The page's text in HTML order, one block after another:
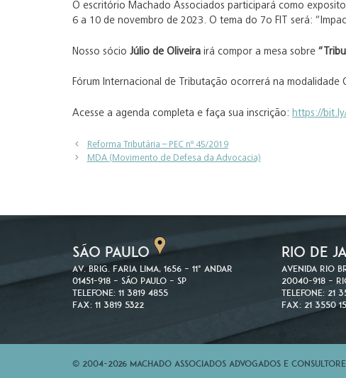
O escritório Machado Associados participará como
6 a 10 de novembro de 2023. O tema do 7o FIT será:
Nosso sócio Júlio de Oliveira irá compor a mesa sobre
Fórum Internacional de Tributação ocorrerá na modalidade
Acesse a agenda completa e faça sua inscrição: https://
Reforma Tributária – PEC nº 45/2019
MDA (Movimento de Defesa da Advocacia)
SÃO PAULO
Av. Brig. Faria Lima, 1656 – 11º andar
01451-918 – São Paulo – SP
Telefone: 11 3819 4855
Fax: 11 3819 5322
RIO DE
Avenida Rio
20040-918 –
Telefone: 21
Fax: 21 3550
© 2004-2026 Machado Associados Advogados e